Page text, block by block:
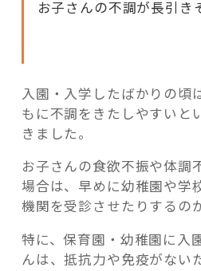
お子さんの不調が長引き
入園・入学したばかりの頃
もに不調をきたしやすいと
きました。
お子さんの食欲不振や体調
場合は、早めに幼稚園や学
機関を受診させたりするの
特に、保育園・幼稚園に入
んは、抵抗力や免疫がない